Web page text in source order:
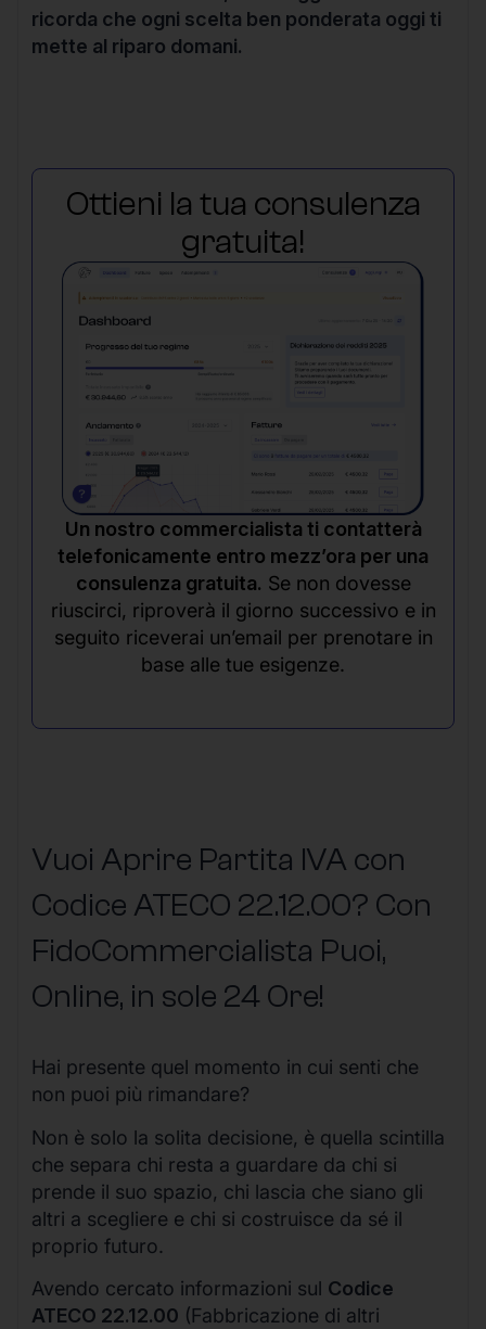
ricorda che ogni scelta ben ponderata oggi ti
mette al riparo domani.
Ottieni la tua consulenza
gratuita!
Un nostro commercialista ti contatterà
telefonicamente entro mezz’ora per una
consulenza gratuita. Se non dovesse
riuscirci, riproverà il giorno successivo e in
seguito riceverai un’email per prenotare in
base alle tue esigenze.
Vuoi Aprire Partita IVA con
Codice ATECO 22.12.00? Con
FidoCommercialista Puoi,
Online, in sole 24 Ore!
Hai presente quel momento in cui senti che
non puoi più rimandare?
Non è solo la solita decisione, è quella scintilla
che separa chi resta a guardare da chi si
prende il suo spazio, chi lascia che siano gli
altri a scegliere e chi si costruisce da sé il
proprio futuro.
Avendo cercato informazioni sul Codice
ATECO 22.12.00 (Fabbricazione di altri